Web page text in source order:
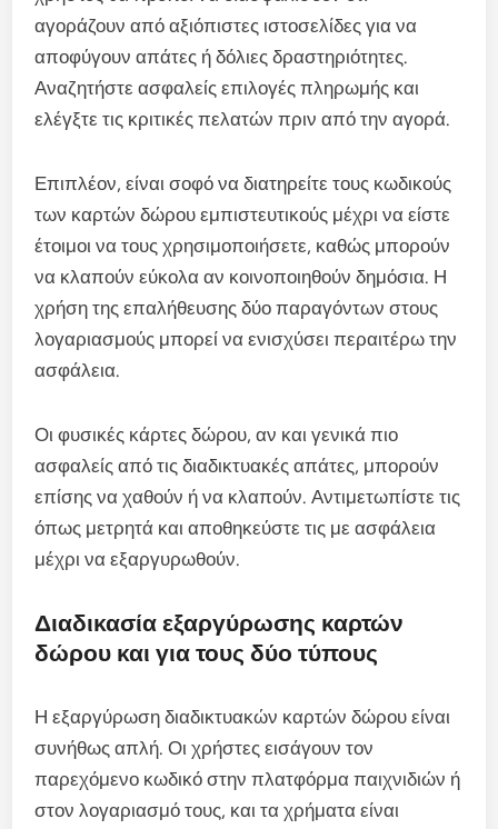
αγοράζουν από αξιόπιστες ιστοσελίδες για να
αποφύγουν απάτες ή δόλιες δραστηριότητες.
Αναζητήστε ασφαλείς επιλογές πληρωμής και
ελέγξτε τις κριτικές πελατών πριν από την αγορά.
Επιπλέον, είναι σοφό να διατηρείτε τους κωδικούς
των καρτών δώρου εμπιστευτικούς μέχρι να είστε
έτοιμοι να τους χρησιμοποιήσετε, καθώς μπορούν
να κλαπούν εύκολα αν κοινοποιηθούν δημόσια. Η
χρήση της επαλήθευσης δύο παραγόντων στους
λογαριασμούς μπορεί να ενισχύσει περαιτέρω την
ασφάλεια.
Οι φυσικές κάρτες δώρου, αν και γενικά πιο
ασφαλείς από τις διαδικτυακές απάτες, μπορούν
επίσης να χαθούν ή να κλαπούν. Αντιμετωπίστε τις
όπως μετρητά και αποθηκεύστε τις με ασφάλεια
μέχρι να εξαργυρωθούν.
Διαδικασία εξαργύρωσης καρτών
δώρου και για τους δύο τύπους
Η εξαργύρωση διαδικτυακών καρτών δώρου είναι
συνήθως απλή. Οι χρήστες εισάγουν τον
παρεχόμενο κωδικό στην πλατφόρμα παιχνιδιών ή
στον λογαριασμό τους, και τα χρήματα είναι